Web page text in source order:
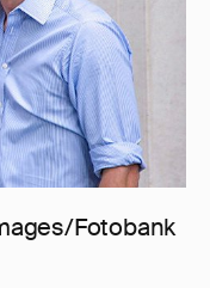
Fotobank